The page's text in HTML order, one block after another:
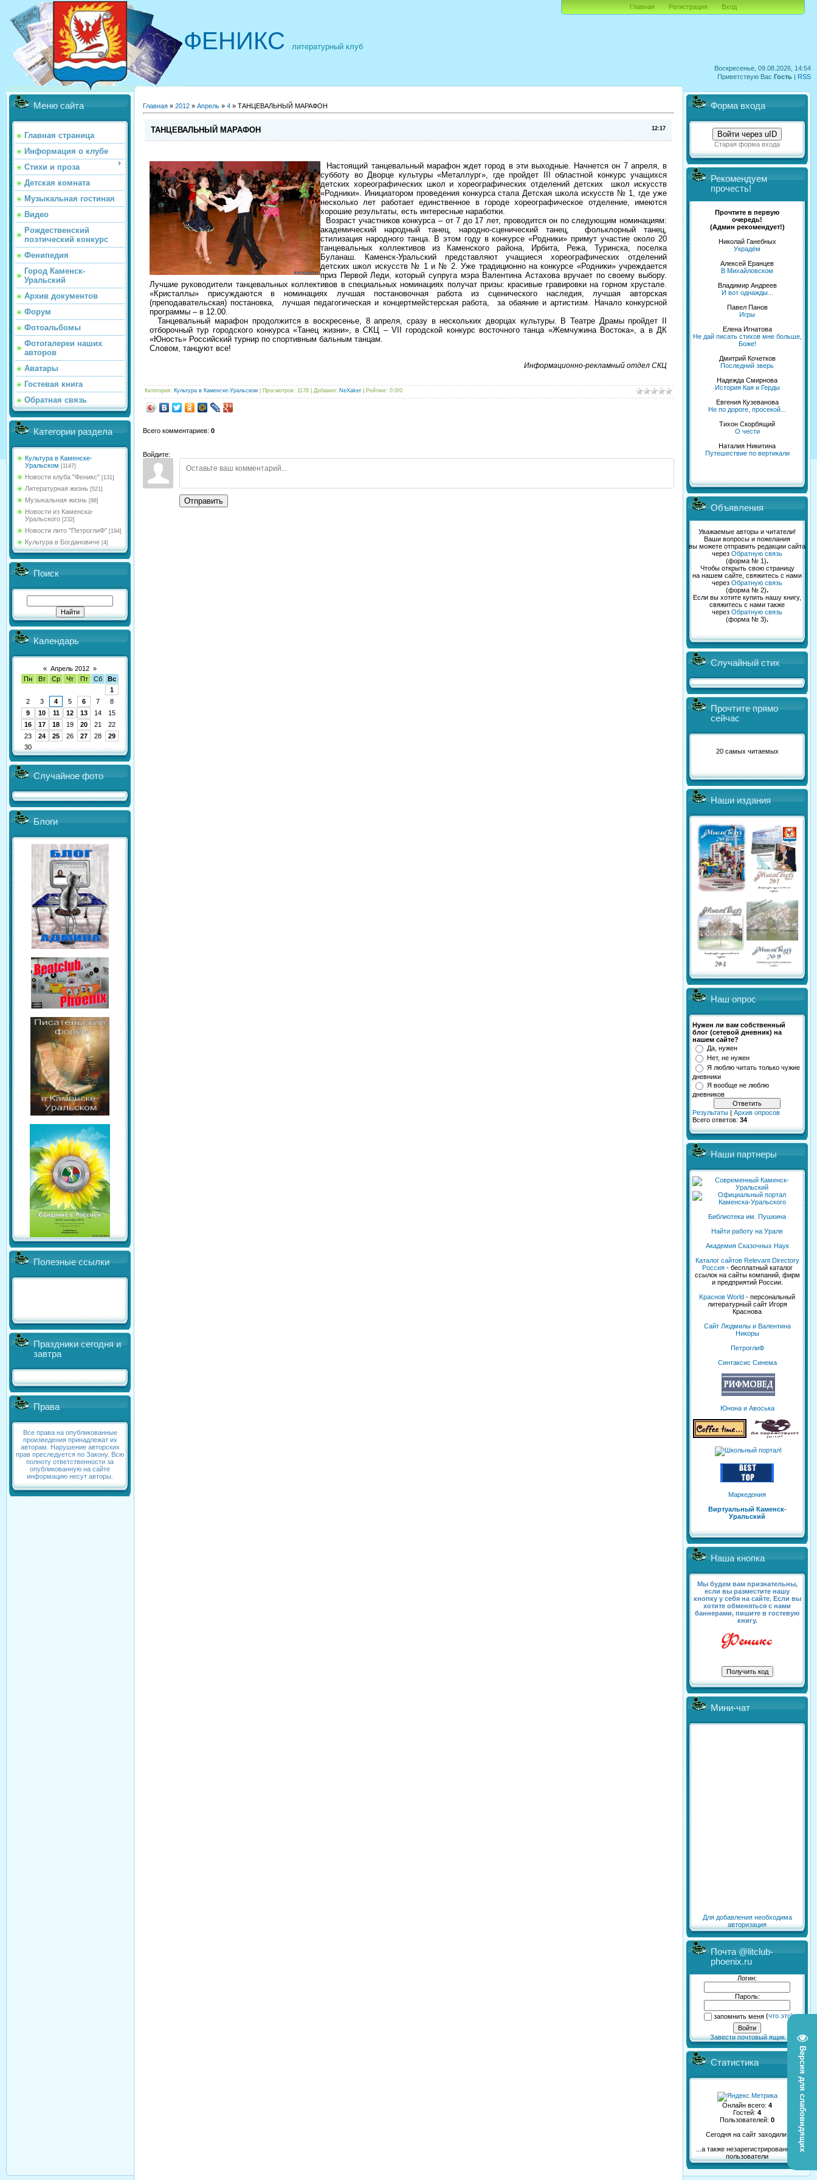
Версия для слабовидящих
Воскресенье, 09.08.2026, 14:54
Приветствую Вас Гость | RSS
ФЕНИКС литературный клуб
Главная Регистрация Вход
Меню сайта
Главная страница
Информация о клубе
Стихи и проза
Детская комната
Музыкальная гостиная
Видео
Рождественский
поэтический конкурс
Фенипедия
Город Каменск-
Уральский
Архив документов
Форум
Фотоальбомы
Фотогалереи наших
авторов
Аватары
Гостевая книга
Обратная связь
Категории раздела
Культура в Каменске-
Уральском [1147]
Новости клуба "Феникс" [131]
Литературная жизнь [521]
Музыкальная жизнь [88]
Новости из Каменска-
Уральского [232]
Новости лито "ПетроглиФ" [194]
Культура в Богдановиче [4]
Поиск
Календарь
« Апрель 2012 »
Пн
Вт Ср Чт Пт Сб
Вс
1
2
3 4 5 6 7
8
9
10 11 12 13 14
15
16
17 18 19 20 21
22
23
24 25 26 27 28
29
30
Случайное фото
Блоги
Полезные ссылки
Праздники сегодня и
завтра
Права
Все права на опубликованные
произведения принадлежат их
авторам. Нарушение авторских
прав преследуется по Закону. Всю
полноту ответственности за
опубликованную на сайте
информацию несут авторы.
Главная » 2012 » Апрель » 4 » ТАНЦЕВАЛЬНЫЙ МАРАФОН
12:17
ТАНЦЕВАЛЬНЫЙ МАРАФОН
Настоящий танцевальный марафон ждет город в эти выходные. Начнется он 7 апреля, в
субботу во Дворце культуры «Металлург», где пройдет III областной конкурс учащихся
детских хореографических школ и хореографических отделений детских школ искусств
«Родники». Инициатором проведения конкурса стала Детская школа искусств № 1, где уже
несколько лет работает единственное в городе хореографическое отделение, имеются
хорошие результаты, есть интересные наработки.
Возраст участников конкурса – от 7 до 17 лет, проводится он по следующим номинациям:
академический народный танец, народно-сценический танец, фольклорный танец,
стилизация народного танца. В этом году в конкурсе «Родники» примут участие около 20
танцевальных коллективов из Каменского района, Ирбита, Режа, Туринска, поселка
Буланаш. Каменск-Уральский представляют учащиеся хореографических отделений
детских школ искусств № 1 и № 2. Уже традиционно на конкурсе «Родники» учреждается
приз Первой Леди, который супруга мэра Валентина Астахова вручает по своему выбору.
Лучшие руководители танцевальных коллективов в специальных номинациях получат призы: красивые гравировки на горном хрустале.
«Кристаллы» присуждаются в номинациях лучшая постановочная работа из сценического наследия, лучшая авторская
(преподавательская) постановка, лучшая педагогическая и концертмейстерская работа, за обаяние и артистизм. Начало конкурсной
программы – в 12.00.
Танцевальный марафон продолжится в воскресенье, 8 апреля, сразу в нескольких дворцах культуры. В Театре Драмы пройдет II
отборочный тур городского конкурса «Танец жизни», в СКЦ – VII городской конкурс восточного танца «Жемчужина Востока», а в ДК
«Юность» Российский турнир по спортивным бальным танцам.
Словом, танцуют все!
Информационно-рекламный отдел СКЦ
Категория: Культура в Каменске-Уральском Просмотров: 1178 | Добавил: NeXaker Рейтинг: 0.0/0
Всего комментариев: 0
Войдите:
Отправить
Форма входа
Войти через uID
Старая форма входа
Рекомендуем
прочесть!
Прочтите в первую
очередь!
(Админ рекомендует!)
Николай Ганебных
Украдём
Алексей Еранцев
В Михайловском
Владимир Андреев
И вот однажды...
Павел Панов
Игры
Елена Игнатова
Не дай писать стихов мне больше,
Боже!
Дмитрий Кочетков
Последний зверь
Надежда Смирнова
История Кая и Герды
Евгения Кузеванова
Не по дороге, просекой...
Тихон Скорбящий
О чести
Наталия Никитина
Путешествие по вертикали
Объявления
Уважаемые авторы и читатели!
Ваши вопросы и пожелания
вы можете отправить редакции сайта
через Обратную связь
(форма № 1).
Чтобы открыть свою страницу
на нашем сайте, свяжитесь с нами
через Обратную связь
(форма № 2).
Если вы хотите купить нашу книгу,
свяжитесь с нами также
через Обратную связь
(форма № 3).
Случайный стих
Прочтите прямо
сейчас
20 самых читаемых
Наши издания
Наш опрос
Нужен ли вам собственный
блог (сетевой дневник) на
нашем сайте?
Да, нужен
Нет, не нужен
Я люблю читать только чужие
дневники
Я вообще не люблю
дневников
Результаты
Архив опросов
Всего ответов: 34
Наши партнеры
Библиотека им. Пушкина
Найти работу на Урале
Академия Сказочных Наук
Каталог сайтов Relevant Directory
Россия- бесплатный каталог
ссылок на сайты компаний, фирм
и предприятий России.
Kраснов World - персональный
литературный сайт Игоря
Краснова
Сайт Людмилы и Валентина
Никоры
ПетроглиФ
Синтаксис Синема
Юнона и Авоська
Маркедония
Виртуальный Каменск-
Уральский
Наша кнопка
Мы будем вам признательны,
если вы разместите нашу
кнопку у себя на сайте. Если вы
хотите обменяться с нами
баннерами, пишите в гостевую
книгу.
Мини-чат
Для добавления необходима
авторизация
Почта @litclub-
phoenix.ru
Логин:
Пароль:
запомнить меня(что это)
Завести почтовый ящик
Статистика
Онлайн всего: 4
Гостей: 4
Пользователей: 0
Сегодня на сайт заходили:
...а также незарегистрированные
пользователи